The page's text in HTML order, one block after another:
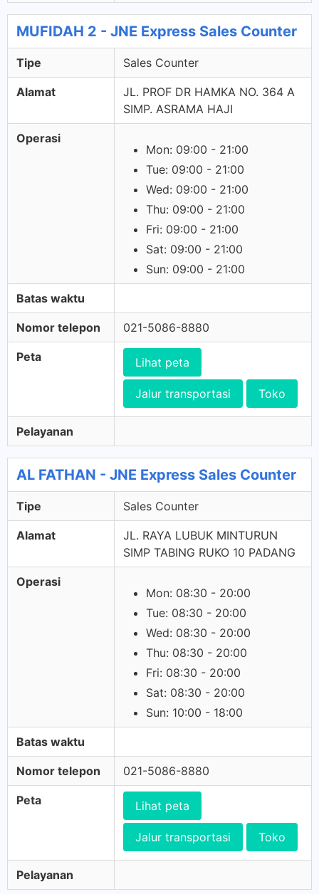
MUFIDAH 2 - JNE Express Sales Counter
Tipe Sales Counter
Alamat
JL. PROF DR HAMKA NO. 364 A
SIMP. ASRAMA HAJI
Operasi
Mon: 09:00 - 21:00
Tue: 09:00 - 21:00
Wed: 09:00 - 21:00
Thu: 09:00 - 21:00
Fri: 09:00 - 21:00
Sat: 09:00 - 21:00
Sun: 09:00 - 21:00
Batas waktu
Nomor telepon 021-5086-8880
Peta Lihat peta
Jalur transportasi Toko
Pelayanan
AL FATHAN - JNE Express Sales Counter
Tipe Sales Counter
Alamat
JL. RAYA LUBUK MINTURUN
SIMP TABING RUKO 10 PADANG
Operasi
Mon: 08:30 - 20:00
Tue: 08:30 - 20:00
Wed: 08:30 - 20:00
Thu: 08:30 - 20:00
Fri: 08:30 - 20:00
Sat: 08:30 - 20:00
Sun: 10:00 - 18:00
Batas waktu
Nomor telepon 021-5086-8880
Peta Lihat peta
Jalur transportasi Toko
Pelayanan